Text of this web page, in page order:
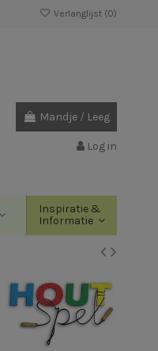
Verlanglijst (0)
Mandje / Leeg
Log in
Inspiratie &
Informatie